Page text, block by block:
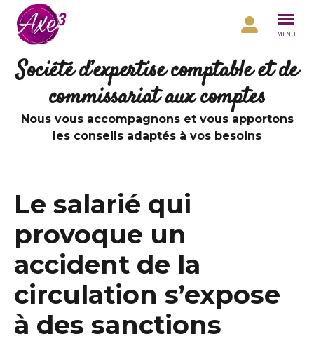
Aller au contenu
MENU
Société d’expertise comptable et de
commissariat aux comptes
Nous vous accompagnons et vous apportons
les conseils adaptés à vos besoins
Le salarié qui
provoque un
accident de la
circulation s’expose
à des sanctions